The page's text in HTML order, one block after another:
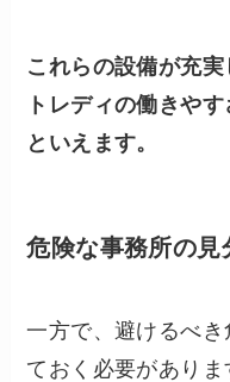
これらの設備が充
トレディの働きや
といえます。
危険な事務所の見
一方で、避けるべ
ておく必要がありま